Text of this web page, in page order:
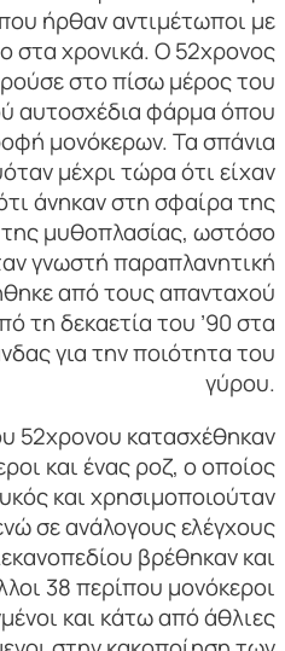
ήρθαν αντιμέτωποι με
στα χρονικά. Ο 52χρονος
στο πίσω μέρος του
αυτοσχέδια φάρμα όπου
μονόκερων. Τα σπάνια
μέχρι τώρα ότι είχαν
άνηκαν στη σφαίρα της
μυθοπλασίας, ωστόσο
γνωστή παραπλανητική
από τους απανταχού
τη δεκαετία του ’90 στα
για την ποιότητα του
γύρου.
52χρονου κατασχέθηκαν
και ένας ροζ, ο οποίος
και χρησιμοποιούταν
σε ανάλογους ελέγχους
βρέθηκαν και
38 περίπου μονόκεροι
και κάτω από άθλιες